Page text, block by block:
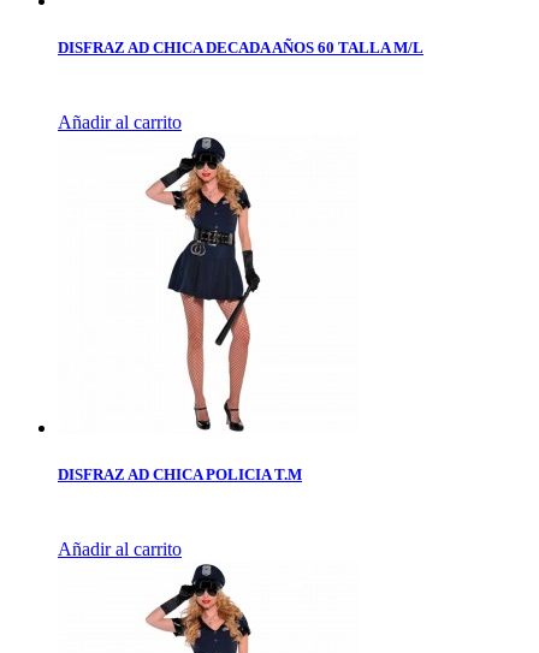
DISFRAZ AD CHICA DECADA AÑOS 60 TALLA M/L
Añadir al carrito
DISFRAZ AD CHICA POLICIA T.M
Añadir al carrito